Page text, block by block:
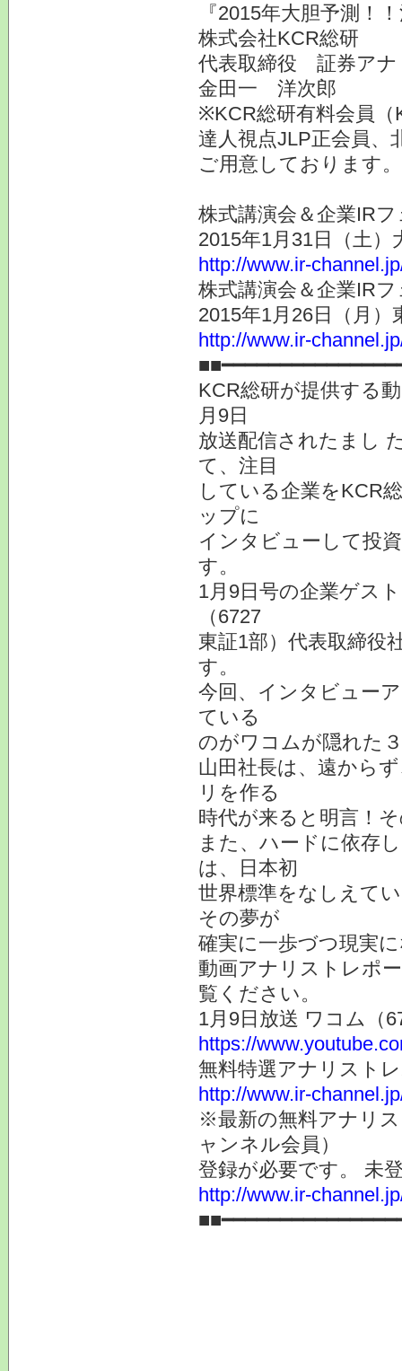
『2015年大胆予測！
株式会社KCR総研
代表取締役 証券アナ
金田一 洋次郎
※KCR総研有料会員（
達人視点JLP正会員、
ご用意しております。
株式講演会＆企業IR
2015年1月31日（土
http://www.ir-
株式講演会＆企業IR
2015年1月26日（月
http://www.ir-
KCR総研が提供する
月9日
放送配信されたまし
て、注目
している企業をKCR
ップに
インタビューして投
す。
1月9日号の企業ゲス
（6727
東証1部）代表取締
す。
今回、インタビュー
ている
のがワコムが隠れた
山田社長は、遠から
リを作る
時代が来ると明言！
また、ハードに依存
は、日本初
世界標準をなしえて
その夢が
確実に一歩づつ現実
動画アナリストレポ
覧ください。
1月9日放送 ワコム（
https://
無料特選アナリスト
http://www.ir-
※最新の無料アナリ
ャンネル会員）
登録が必要です。 未
http://www.ir-